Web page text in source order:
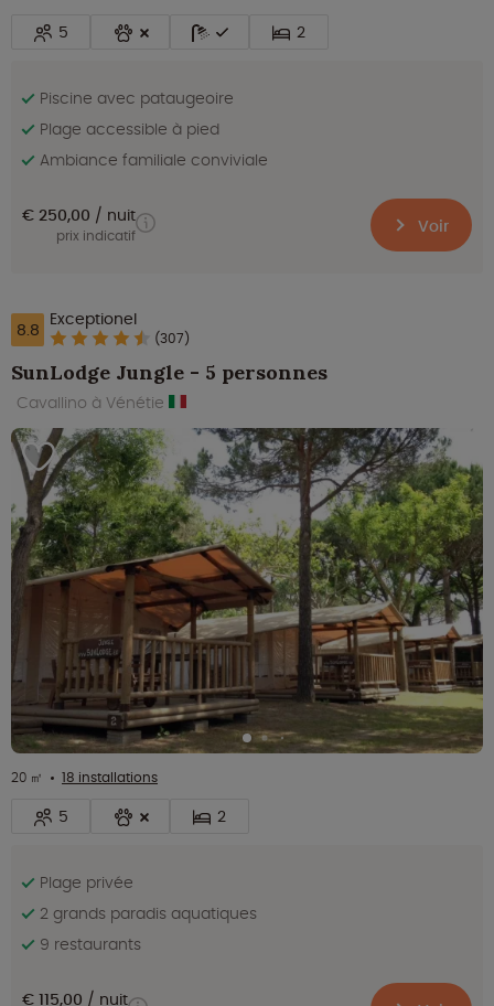
5 2
Piscine avec pataugeoire
Plage accessible à pied
Ambiance familiale conviviale
€ 250,00 nuit
prix indicatif Voir
8.8 Exceptionel
(307)
SunLodge Jungle - 5 personnes
Cavallino à Vénétie
20 ㎡ 18 installations
5 2
Plage privée
2 grands paradis aquatiques
9 restaurants
€ 115,00 nuit